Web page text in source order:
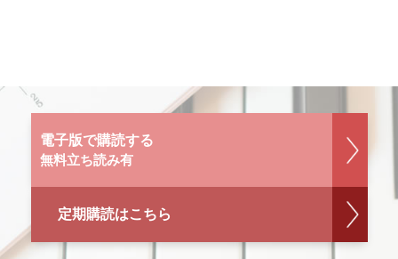
電子版で購読する
無料立ち読み有
定期購読はこちら